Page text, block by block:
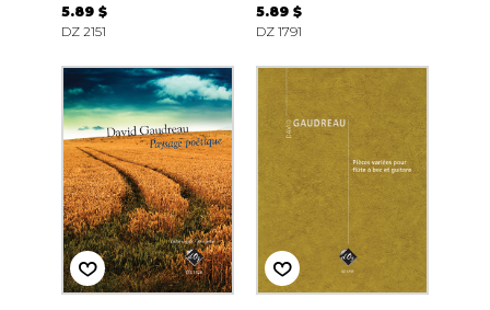
5.89 $
DZ 2151
5.89 $
DZ 1791